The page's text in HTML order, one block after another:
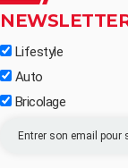
Lifestyle
Auto
Bricolage